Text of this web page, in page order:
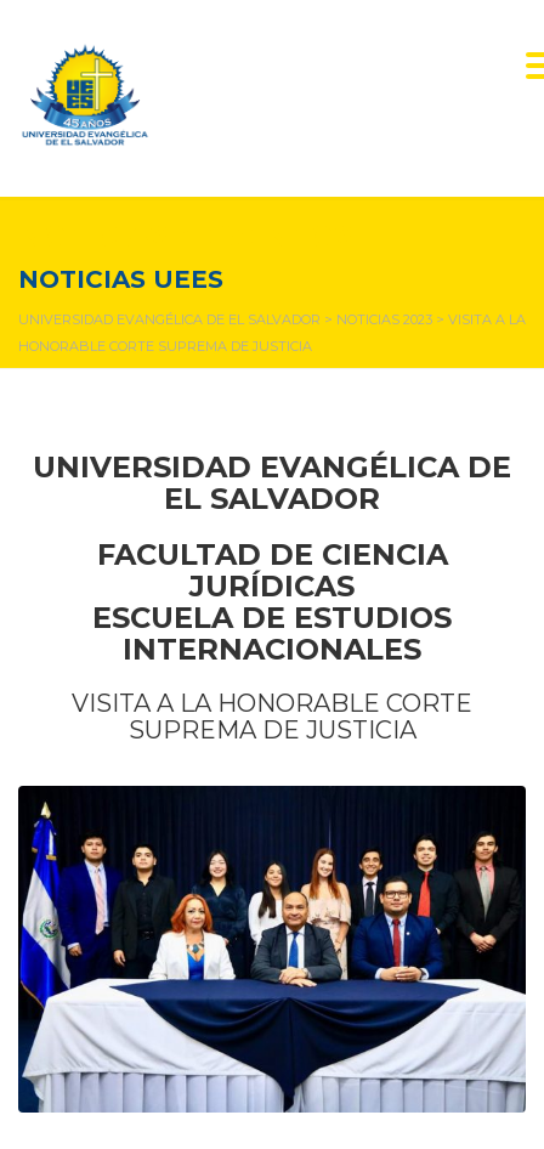
NOTICIAS UEES
UNIVERSIDAD EVANGÉLICA DE EL SALVADOR > NOTICIAS 2023 > VISITA A LA
HONORABLE CORTE SUPREMA DE JUSTICIA
UNIVERSIDAD EVANGÉLICA DE
EL SALVADOR
FACULTAD DE CIENCIA
JURÍDICAS
ESCUELA DE ESTUDIOS
INTERNACIONALES
VISITA A LA HONORABLE CORTE
SUPREMA DE JUSTICIA